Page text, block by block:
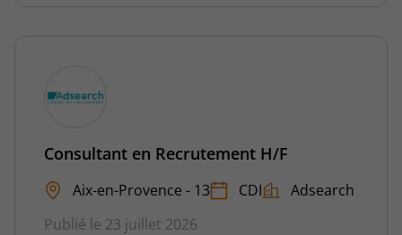
Consultant en Recrutement H/F
Aix-en-Provence - 13 CDI
Adsearch
Publié le 23 juillet 2026